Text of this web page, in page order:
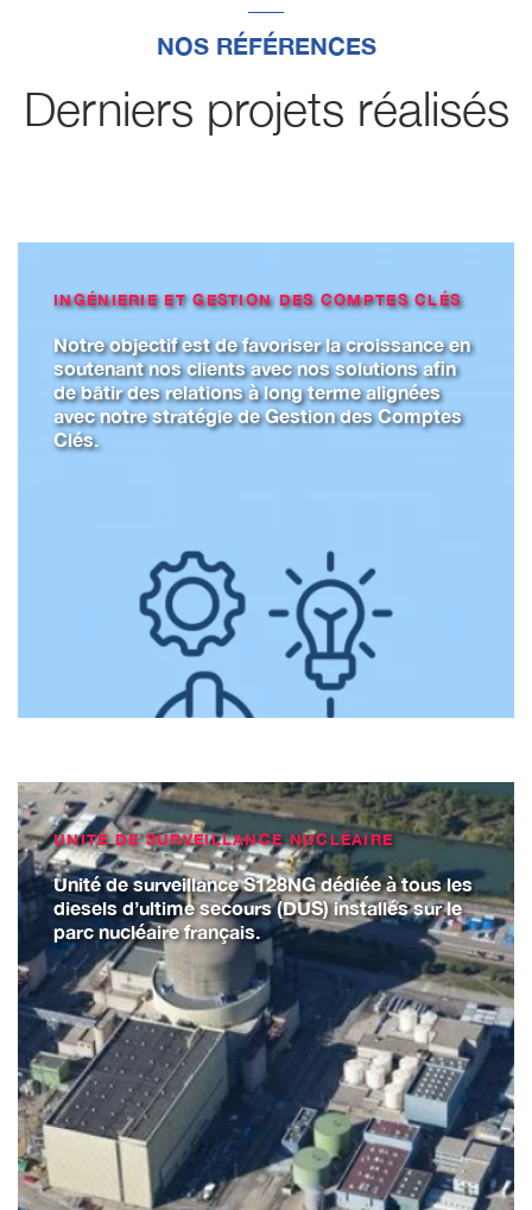
NOS RÉFÉRENCES
Derniers projets réalisés
INGÉNIERIE ET GESTION DES COMPTES CLÉS
Notre objectif est de favoriser la croissance en
soutenant nos clients avec nos solutions afin
de bâtir des relations à long terme alignées
avec notre stratégie de Gestion des Comptes
Clés.
UNITÉ DE SURVEILLANCE NUCLÉAIRE
Unité de surveillance S128NG dédiée à tous les
diesels d’ultime secours (DUS) installés sur le
parc nucléaire français.